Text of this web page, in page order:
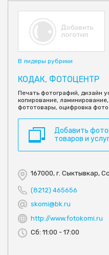
В лидеры рубрики
КОДАК, ФОТОЦЕНТР
Печать фотографий, дизайн
копирование,
фототовары, оцифровка фото
Добавить
товаров и
167000, г. Сыктывкар,
(8212) 465656
skomi@bk.ru
http://www.fotokomi.ru
Сб: 11:00 - 17:00